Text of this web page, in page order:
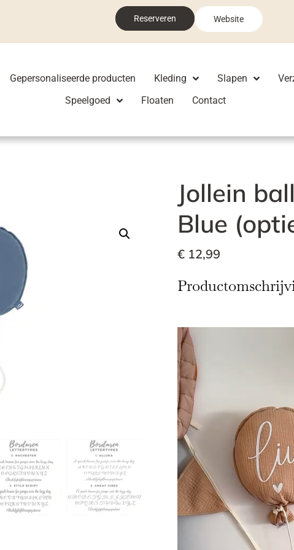
Reserveren Website
Gepersonaliseerde producten Kleding Slapen
Speelgoed
Floaten Contact
Jollein
Blue
€12,99